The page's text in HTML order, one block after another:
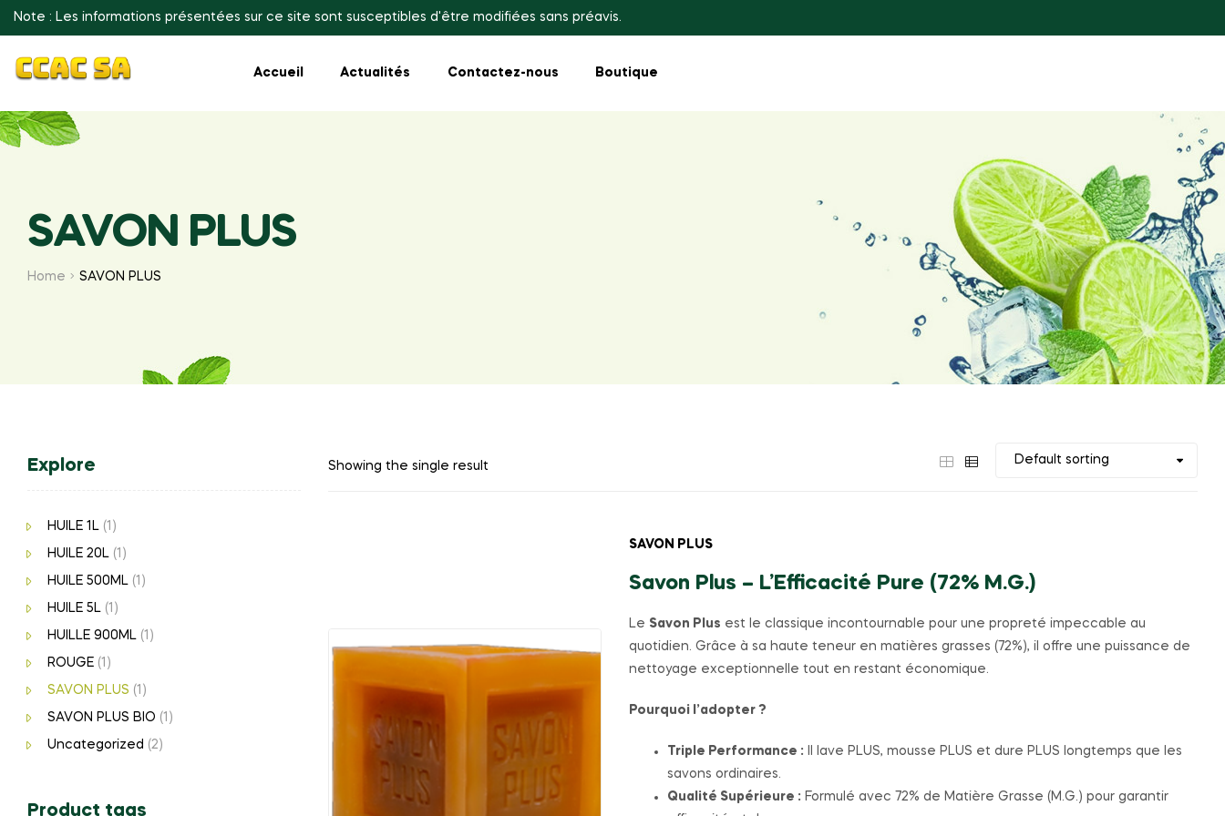
Note : Les informations présentées sur ce site sont susceptibles d'être modifiées sans préavis.
Accueil Actualités Contactez-nous Boutique
SAVON PLUS
Home SAVON PLUS
Showing the single result
SAVON PLUS
Savon Plus – L’Efficacité Pure (72% M.G.)
Le Savon Plus est le classique incontournable pour une propreté impeccable au
quotidien. Grâce à sa haute teneur en matières grasses (72%), il offre une puissance de
nettoyage exceptionnelle tout en restant économique.
Pourquoi l’adopter ?
Triple Performance : Il lave PLUS, mousse PLUS et dure PLUS longtemps que les
savons ordinaires.
Qualité Supérieure : Formulé avec 72% de Matière Grasse (M.G.) pour garantir
Explore
HUILE 1L (1)
HUILE 20L (1)
HUILE 500ML (1)
HUILE 5L (1)
HUILLE 900ML (1)
ROUGE (1)
SAVON PLUS (1)
SAVON PLUS BIO (1)
Uncategorized (2)
Product tags